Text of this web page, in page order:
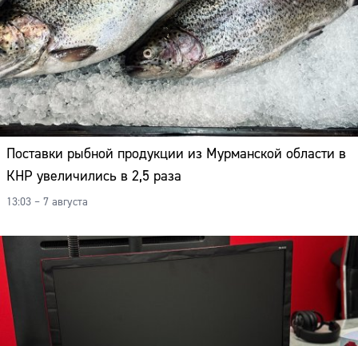
Поставки рыбной продукции из Мурманской области в
КНР увеличились в 2,5 раза
13:03 – 7 августа